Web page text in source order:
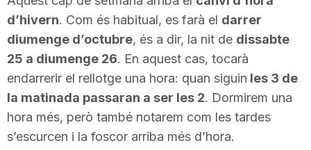
a
r
d’hivern. Com és habitual, es farà el darrer
diumenge d’octubre, és a dir, la nit de dissabte
25 a diumenge 26. En aquest cas, tocarà
endarrerir el rellotge una hora: quan siguin les 3 de
la matinada passaran a ser les 2. Dormirem una
hora més, però també notarem com les tardes
s’escurcen i la foscor arriba més d’hora.